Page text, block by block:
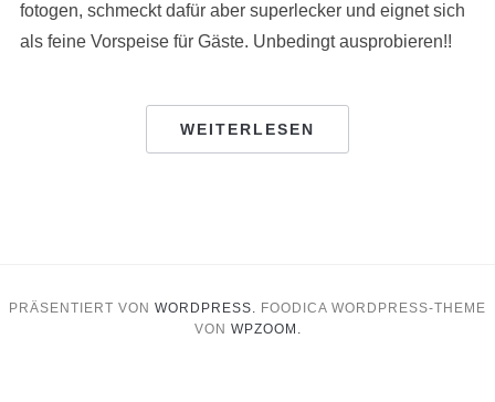
fotogen, schmeckt dafür aber superlecker und eignet sich
als feine Vorspeise für Gäste. Unbedingt ausprobieren!!
WEITERLESEN
PRÄSENTIERT VON WORDPRESS. FOODICA WORDPRESS-THEME
VON WPZOOM.